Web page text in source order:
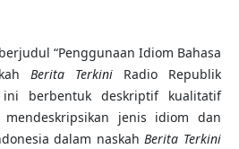
“Penggunaan Idiom Bahasa
Berita Terkini Radio Republik
ini berbentuk deskriptif kualitatif
jenis idiom dan
dalam naskahBerita Terkini